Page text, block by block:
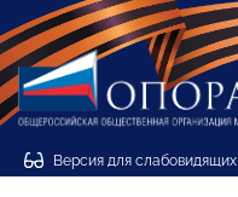
Версия для слабовидящих